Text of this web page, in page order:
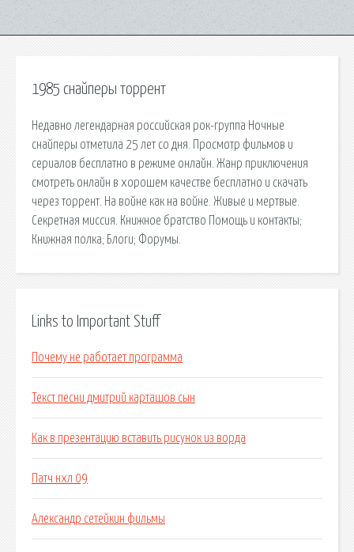
1985 снайперы торрент
Недавно легендарная российская рок-группа Ночные
снайперы отметила 25 лет со дня. Просмотр фильмов и
сериалов бесплатно в режиме онлайн. Жанр приключения
смотреть онлайн в хорошем качестве бесплатно и скачать
через торрент. На войне как на войне. Живые и мертвые.
Секретная миссия. Книжное братство Помощь и контакты;
Книжная полка; Блоги; Форумы.
Links to Important Stuff
Почему не работает программа
Текст песни дмитрий карташов сын
Как в презентацию вставить рисунок из ворда
Патч нхл 09
Александр сетейкин фильмы